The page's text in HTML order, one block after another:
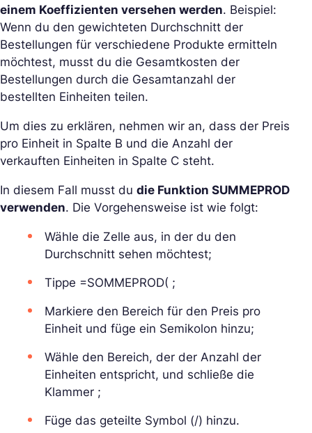
einem Koeffizienten versehen werden. Beispiel:
Wenn du den gewichteten Durchschnitt der
Bestellungen für verschiedene Produkte ermitteln
möchtest, musst du die Gesamtkosten der
Bestellungen durch die Gesamtanzahl der
bestellten Einheiten teilen.
Um dies zu erklären, nehmen wir an, dass der Preis
pro Einheit in Spalte B und die Anzahl der
verkauften Einheiten in Spalte C steht.
In diesem Fall musst du die Funktion SUMMEPROD
verwenden. Die Vorgehensweise ist wie folgt:
Wähle die Zelle aus, in der du den
Durchschnitt sehen möchtest;
Tippe =SOMMEPROD( ;
Markiere den Bereich für den Preis pro
Einheit und füge ein Semikolon hinzu;
Wähle den Bereich, der der Anzahl der
Einheiten entspricht, und schließe die
Klammer ;
Füge das geteilte Symbol (/) hinzu.